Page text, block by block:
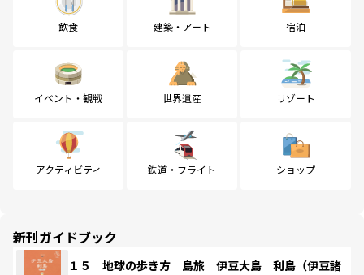
飲食 建築・アート 宿泊
イベント・観戦 世界遺産 リゾート
アクティビティ 鉄道・フライト ショップ
新刊ガイドブック
１５ 地球の歩き方 島旅 伊豆大島 利島（伊豆諸